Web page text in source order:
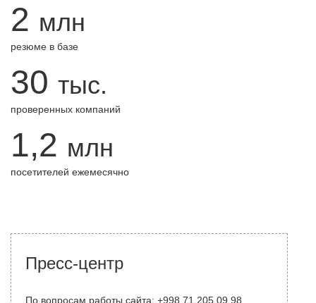
2 млн
резюме в базе
30 тыс.
проверенных компаний
1,2 млн
посетителей ежемесячно
Пресс-центр
По вопросам работы сайта: +998 71 205 09 98